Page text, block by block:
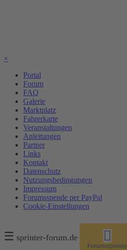
×
Portal
Forum
FAQ
Galerie
Marktplatz
Fahrerkarte
Veranstaltungen
Anleitungen
Partner
Links
Kontakt
Datenschutz
Nutzungsbedingungen
Impressum
Forumsspende per PayPal
Cookie-Einstellungen
☰ sprinter-forum.de
Forumsspende